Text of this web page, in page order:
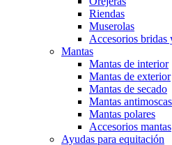
Riendas
Muserolas
Accesorios bridas
Mantas
Mantas de interior
Mantas de exterior
Mantas de secado
Mantas antimoscas
Mantas polares
Accesorios mantas
Ayudas para equitación